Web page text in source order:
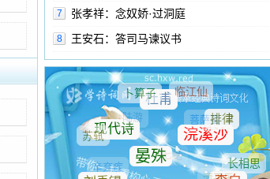
7 张孝祥：念奴娇·过洞庭
8 王安石：答司马谏议书